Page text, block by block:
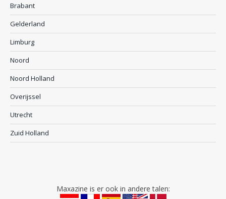
Brabant
Gelderland
Limburg
Noord
Noord Holland
Overijssel
Utrecht
Zuid Holland
Maxazine is er ook in andere talen: